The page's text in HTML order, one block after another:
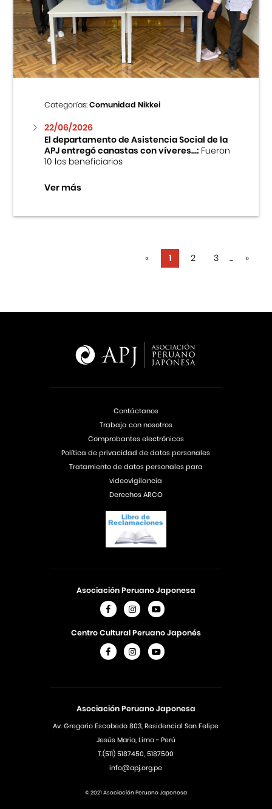
Categorías:Comunidad Nikkei
22/06/2026
El departamento de Asistencia Social de la
APJ entregó canastas con víveres...:Fueron
10 los beneficiarios
Ver más
« 1 2 3 ... »
Asociación Peruano Japonesa
Av. Gregorio Escobedo 803, Residencial San Felipe
Jesús Maria, Lima - Perú
T.(511) 5187450, 5187500
info@apj.org.pe
Asociación Peruano Japonesa
Centro Cultural Peruano Japonés
Contáctanos
Trabaja con nosotros
Comprobantes electrónicos
Política de privacidad de datos personales
Tratamiento de datos personales para
videovigilancia
Derechos ARCO
© 2021 Asociación Peruano Japonesa